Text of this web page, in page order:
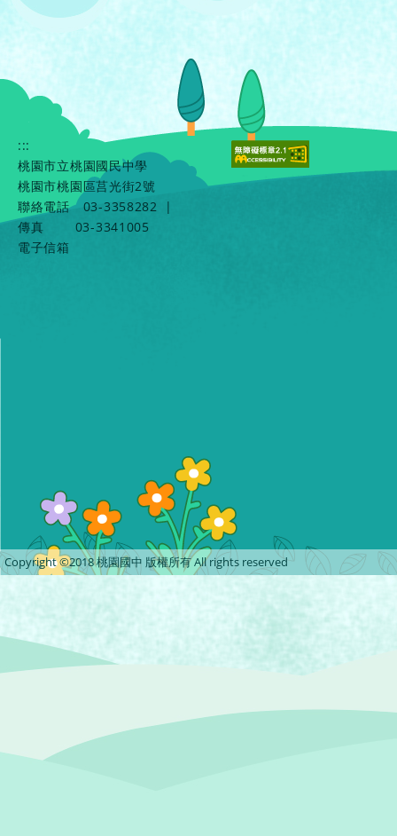
:::
桃園市立桃園國民中學
桃園市桃園區莒光街2號
聯絡電話
03-3358282
|
傳真
03-3341005
電子信箱
Copyright ©2018 桃園國中 版權所有 All rights reserved